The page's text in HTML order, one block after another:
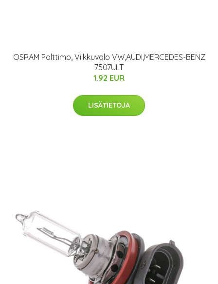
OSRAM Polttimo, Vilkkuvalo VW,AUDI,MERCEDES-BENZ
7507ULT
1.92 EUR
LISÄTIETOJA